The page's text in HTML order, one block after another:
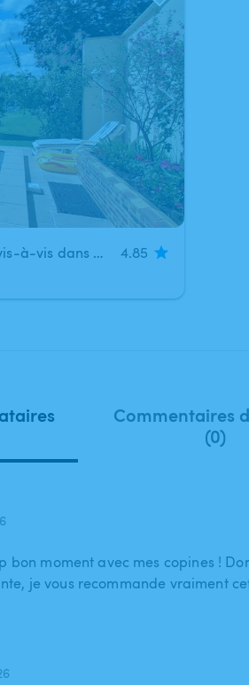
Belle piscine chauffée sans vis-à-vis dans un écrin de verdure ! (MÉDAN dans les YVELINES !)
4.85
Commentaires
(0)
bon moment avec mes copines !
je vous recommande vraiment